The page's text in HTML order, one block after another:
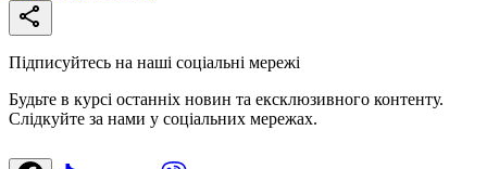
Підписуйтесь на наші соціальні мережі
Будьте в курсі останніх новин та ексклюзивного контенту.
Слідкуйте за нами у соціальних мережах.